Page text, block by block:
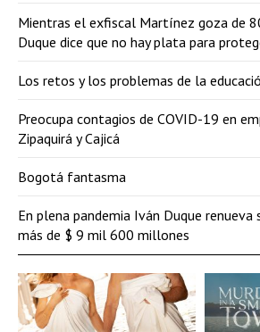
Mientras el exfiscal Martínez goza de
Duque dice que no hay plata para
Los retos y los problemas de la
Preocupa contagios de COVID-19 en
Zipaquirá y Cajicá
Bogotá fantasma
En plena pandemia Iván Duque
más de $ 9 mil 600 millones